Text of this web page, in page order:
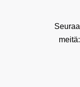
Seuraa
meitä: